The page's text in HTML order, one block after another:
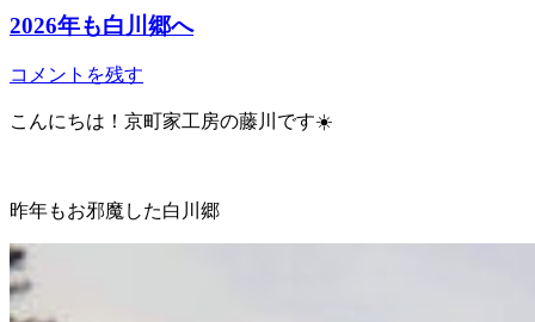
2026年も白川郷へ
コメントを残す
こんにちは！京町家工房の藤川です☀️
昨年もお邪魔した白川郷